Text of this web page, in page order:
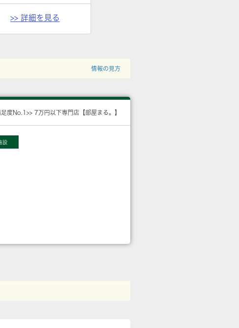
>> 詳細を見る
情報の見方
足度No.1>> 7万円以下専門店【部屋まる。】
設